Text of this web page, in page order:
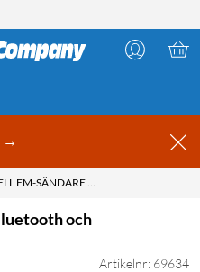
→
LINOCELL FM-SÄNDARE MED BLUETOOTH OCH SNABBLADDNING
och
Artikelnr: 69634